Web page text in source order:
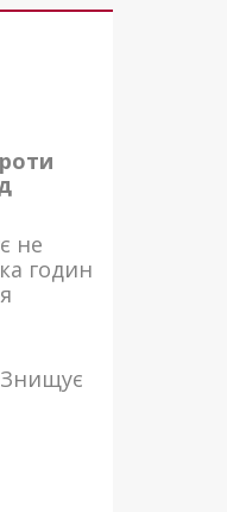
не
годин